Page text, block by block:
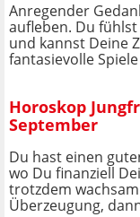
Anregender
aufleben. Du
und kannst Deine
fantasievolle
Horoskop
September
Du hast einen
wo Du finanziell
trotzdem
Überzeugung,